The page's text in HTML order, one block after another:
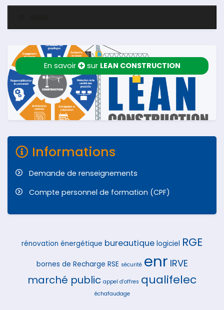
En savoir sur LEAN CONSTRUCTION
Informations
Demande de renseignements
Compte personnel de formation (CPF)
rénovation énergétique bureautique logiciel RGE
bornes de Recharge RSE sécurité enr IRVE
marché public appel d'offres qualifelec
échafaudage